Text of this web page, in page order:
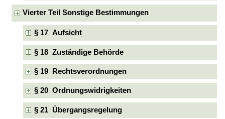
Vierter Teil Sonstige Bestimmungen
§ 17 Aufsicht
§ 18 Zuständige Behörde
§ 19 Rechtsverordnungen
§ 20 Ordnungswidrigkeiten
§ 21 Übergangsregelung